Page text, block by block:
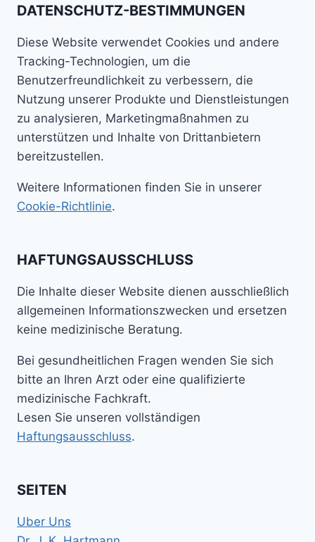
DATENSCHUTZ-BESTIMMUNGEN
Diese Website verwendet Cookies und andere
Tracking-Technologien, um die
Benutzerfreundlichkeit zu verbessern, die
Nutzung unserer Produkte und Dienstleistungen
zu analysieren, Marketingmaßnahmen zu
unterstützen und Inhalte von Drittanbietern
bereitzustellen.
Weitere Informationen finden Sie in unserer
Cookie-Richtlinie.
HAFTUNGSAUSSCHLUSS
Die Inhalte dieser Website dienen ausschließlich
allgemeinen Informationszwecken und ersetzen
keine medizinische Beratung.
Bei gesundheitlichen Fragen wenden Sie sich
bitte an Ihren Arzt oder eine qualifizierte
medizinische Fachkraft.
Lesen Sie unseren vollständigen
Haftungsausschluss.
SEITEN
Uber Uns